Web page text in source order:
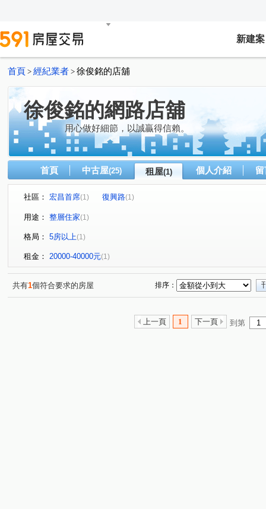
新建案
首頁 > 經紀業者 > 徐俊銘的店舖
徐俊銘的網路店舖
用心做好細節，以誠贏得信賴。
首頁 中古屋(25) 租屋(1) 個人介紹
社區： 宏昌首席(1) 復興路(1)
用途： 整層住家(1)
格局： 5房以上(1)
租金： 20000-40000元(1)
共有1個符合要求的房屋 排序：
上一頁 1 下一頁 到第